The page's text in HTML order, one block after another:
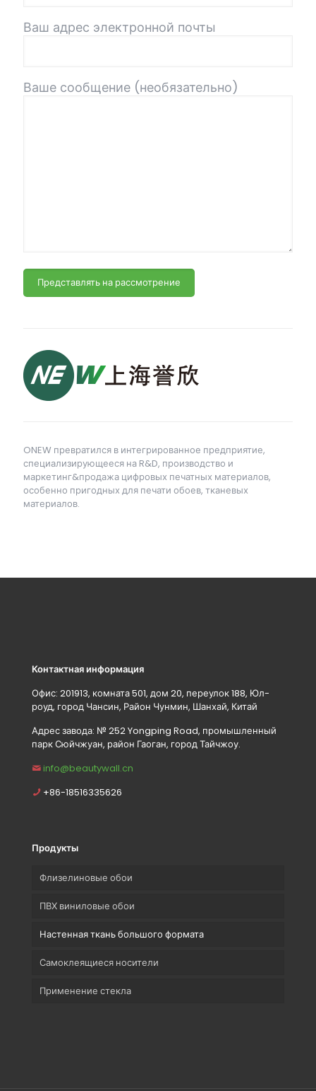
Ваш адрес электронной почты
Ваше сообщение (необязательно)
ONEW превратился в интегрированное предприятие,
специализирующееся на R&D, производство и
маркетинг&продажа цифровых печатных материалов,
особенно пригодных для печати обоев, тканевых
материалов.
Контактная информация
Офис: 201913, комната 501, дом 20, переулок 188, Юл-
роуд, город Чансин, Район Чунмин, Шанхай, Китай
Адрес завода: № 252 Yongping Road, промышленный
парк Сюйчжуан, район Гаоган, город Тайчжоу.
info@beautywall.cn
+86-18516335626
Продукты
Флизелиновые обои
ПВХ виниловые обои
Настенная ткань большого формата
Самоклеящиеся носители
Применение стекла